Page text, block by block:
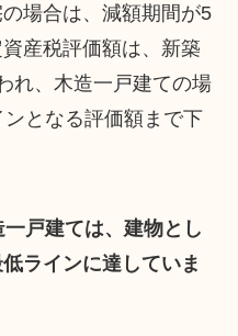
場合は、減額期間が5
産税評価額は、新築
れ、木造一戸建ての場
となる評価額まで下
戸建ては、建物とし
ラインに達していま